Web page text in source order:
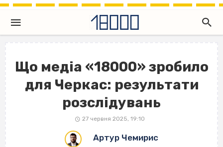
Що медіа «18000» зробило
для Черкас: результати
розслідувань
27 червня 2025, 19:10
Артур Чемирис